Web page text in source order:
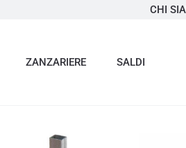
CHI
ZANZARIERE SALDI